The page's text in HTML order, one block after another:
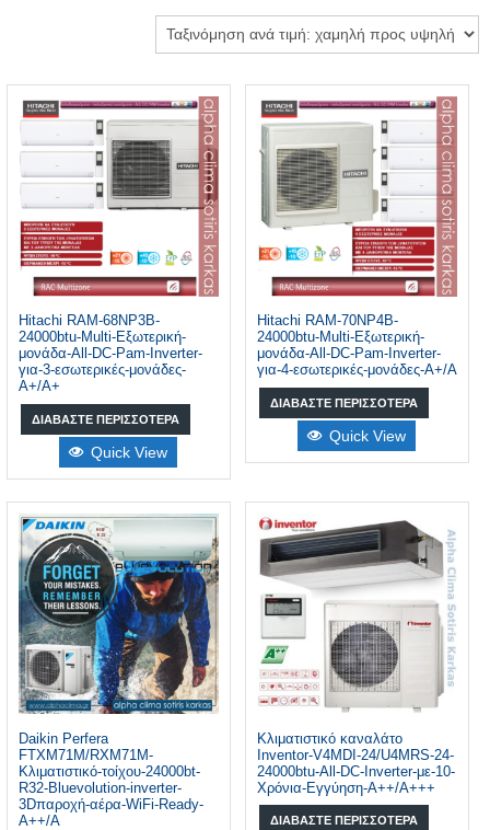
Hitachi RAM-68NP3B-
24000btu-Multi-Εξωτερική-
μονάδα-All-DC-Pam-Inverter-
για-3-εσωτερικές-μονάδες-
A+/A+
ΔΙΑΒΆΣΤΕ ΠΕΡΙΣΣΌΤΕΡΑ
Quick View
Hitachi RAM-70NP4B-
24000btu-Multi-Εξωτερική-
μονάδα-All-DC-Pam-Inverter-
για-4-εσωτερικές-μονάδες-A+/A
ΔΙΑΒΆΣΤΕ ΠΕΡΙΣΣΌΤΕΡΑ
Quick View
Daikin Perfera
FTXM71M/RXM71M-
Κλιματιστικό-τοίχου-24000bt-
R32-Bluevolution-inverter-
3Dπαροχή-αέρα-WiFi-Ready-
A++/A
Κλιματιστικό καναλάτο
Inventor-V4MDI-24/U4MRS-24-
24000btu-All-DC-Inverter-με-10-
Χρόνια-Εγγύηση-A++/A+++
ΔΙΑΒΆΣΤΕ ΠΕΡΙΣΣΌΤΕΡΑ